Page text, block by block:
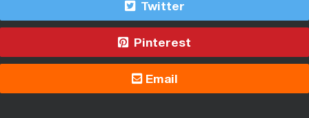
Twitter
Pinterest
Email